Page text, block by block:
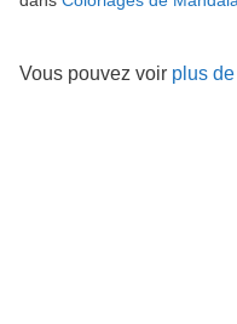
Vous pouvez voir plus